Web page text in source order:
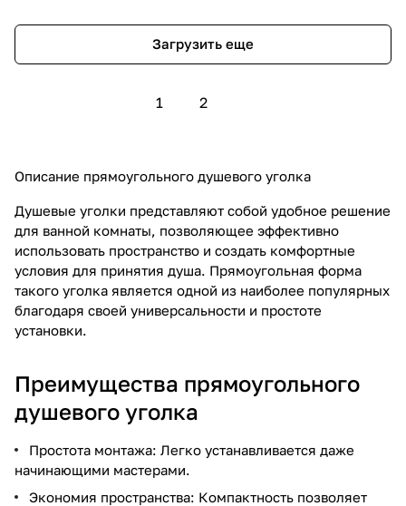
Загрузить еще
1 2
Описание прямоугольного душевого уголка
Душевые уголки представляют собой удобное решение
для ванной комнаты, позволяющее эффективно
использовать пространство и создать комфортные
условия для принятия душа. Прямоугольная форма
такого уголка является одной из наиболее популярных
благодаря своей универсальности и простоте
установки.
Преимущества прямоугольного
душевого уголка
Простота монтажа: Легко устанавливается даже
начинающими мастерами.
Экономия пространства: Компактность позволяет